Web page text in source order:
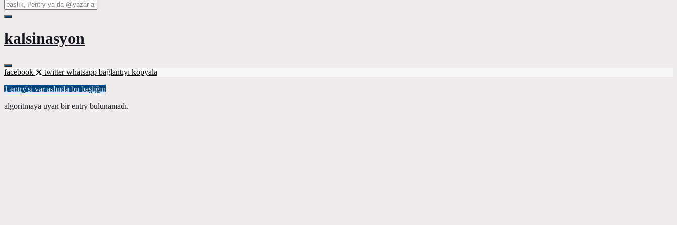
kalsinasyon
facebook twitterwhatsapp bağlantıyı kopyala
1 entry'si var aslında bu başlığın
algoritmaya uyan bir entry bulunamadı.